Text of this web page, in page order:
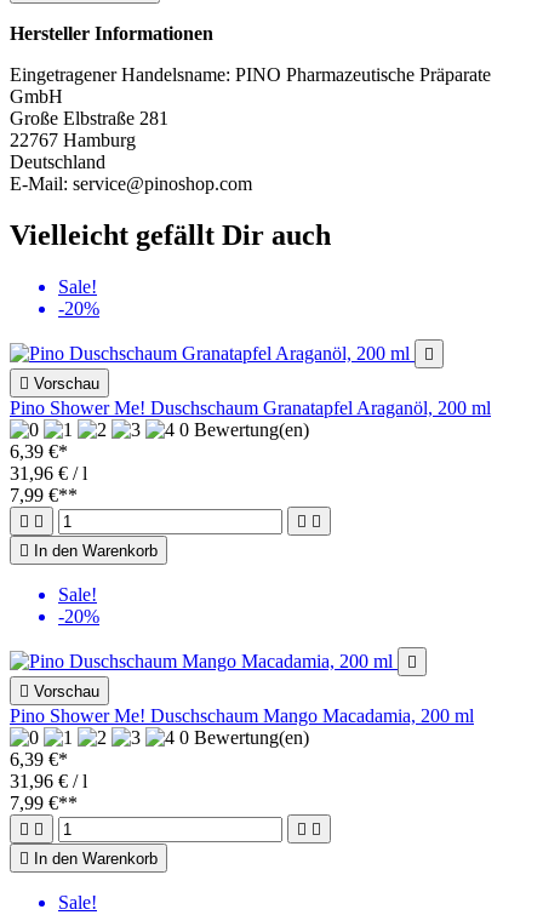
Hersteller Informationen
Eingetragener Handelsname: PINO Pharmazeutische Präparate
GmbH
Große Elbstraße 281
22767 Hamburg
Deutschland
E-Mail: service@pinoshop.com
Vielleicht gefällt Dir auch
Sale!
-20%

 Vorschau
Pino Shower Me! Duschschaum Granatapfel Araganöl, 200 ml
0 Bewertung(en)
6,39 €*
31,96 € / l
7,99 €**
   
 In den Warenkorb
Sale!
-20%

 Vorschau
Pino Shower Me! Duschschaum Mango Macadamia, 200 ml
0 Bewertung(en)
6,39 €*
31,96 € / l
7,99 €**
   
 In den Warenkorb
Sale!